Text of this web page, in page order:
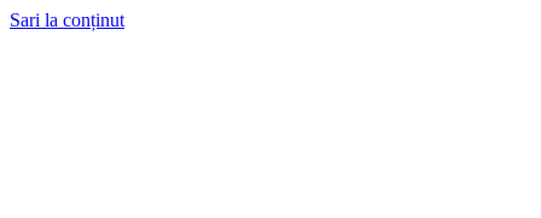
Sari la conținut